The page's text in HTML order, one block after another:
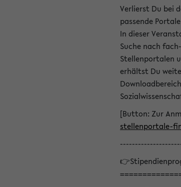
Verlierst Du bei
passende
In dieser
Suche nach
Stellenportalen
erhältst Du
[Button: Zur
stellenportale-